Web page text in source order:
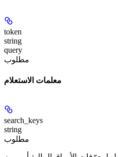
token
string
query
مطلوب
معلمات الاستعلام
search_keys
string
مطلوب